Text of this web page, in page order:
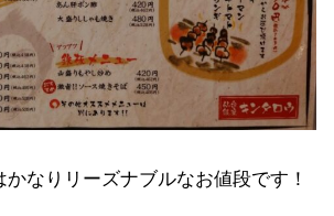
なりリーズナブルなお値段です！